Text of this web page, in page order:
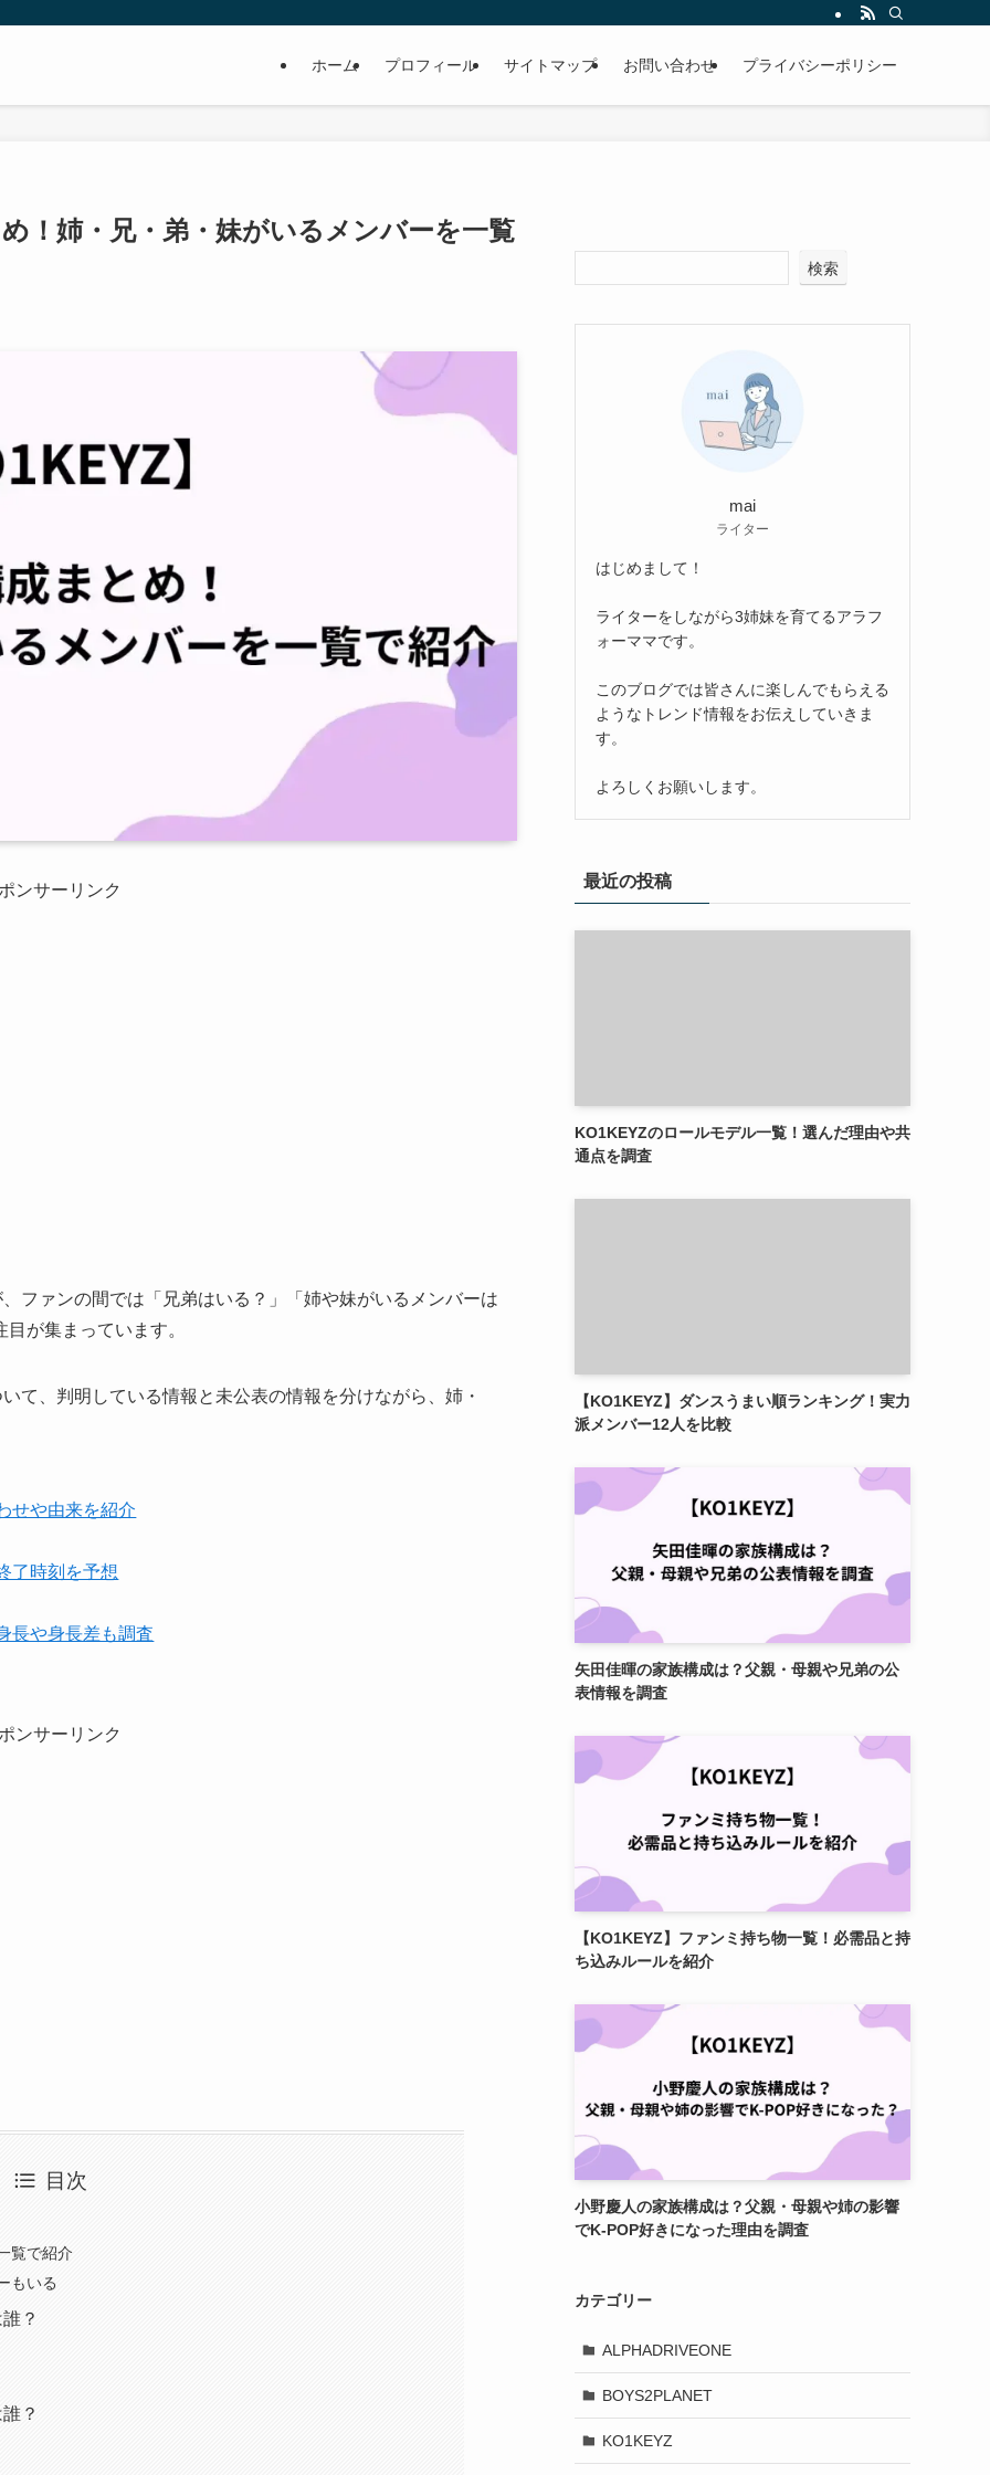
ホーム プロフィール サイトマップ お問い合わせ プライバシーポリシー
！姉・兄・弟・妹がいるメンバーを一覧
ンサーリンク
ファンの間では「兄弟はいる？」「姉や妹がいるメンバーは
が集まっています。
て、判明している情報と未公表の情報を分けながら、姉・
せや由来を紹介
了時刻を予想
長や身長差も調査
ンサーリンク
目次
覧で紹介
もいる
？
？
検索
mai
ライター
はじめまして！
ライターをしながら3姉妹を育てるアラフ
ォーママです。
このブログでは皆さんに楽しんでもらえる
ようなトレンド情報をお伝えしていきま
す。
よろしくお願いします。
最近の投稿
KO1KEYZのロールモデル一覧！選んだ理由や共
通点を調査
【KO1KEYZ】ダンスうまい順ランキング！実力
派メンバー12人を比較
矢田佳暉の家族構成は？父親・母親や兄弟の公
表情報を調査
【KO1KEYZ】ファンミ持ち物一覧！必需品と持
ち込みルールを紹介
小野慶人の家族構成は？父親・母親や姉の影響
でK-POP好きになった理由を調査
カテゴリー
ALPHADRIVEONE
BOYS2PLANET
KO1KEYZ